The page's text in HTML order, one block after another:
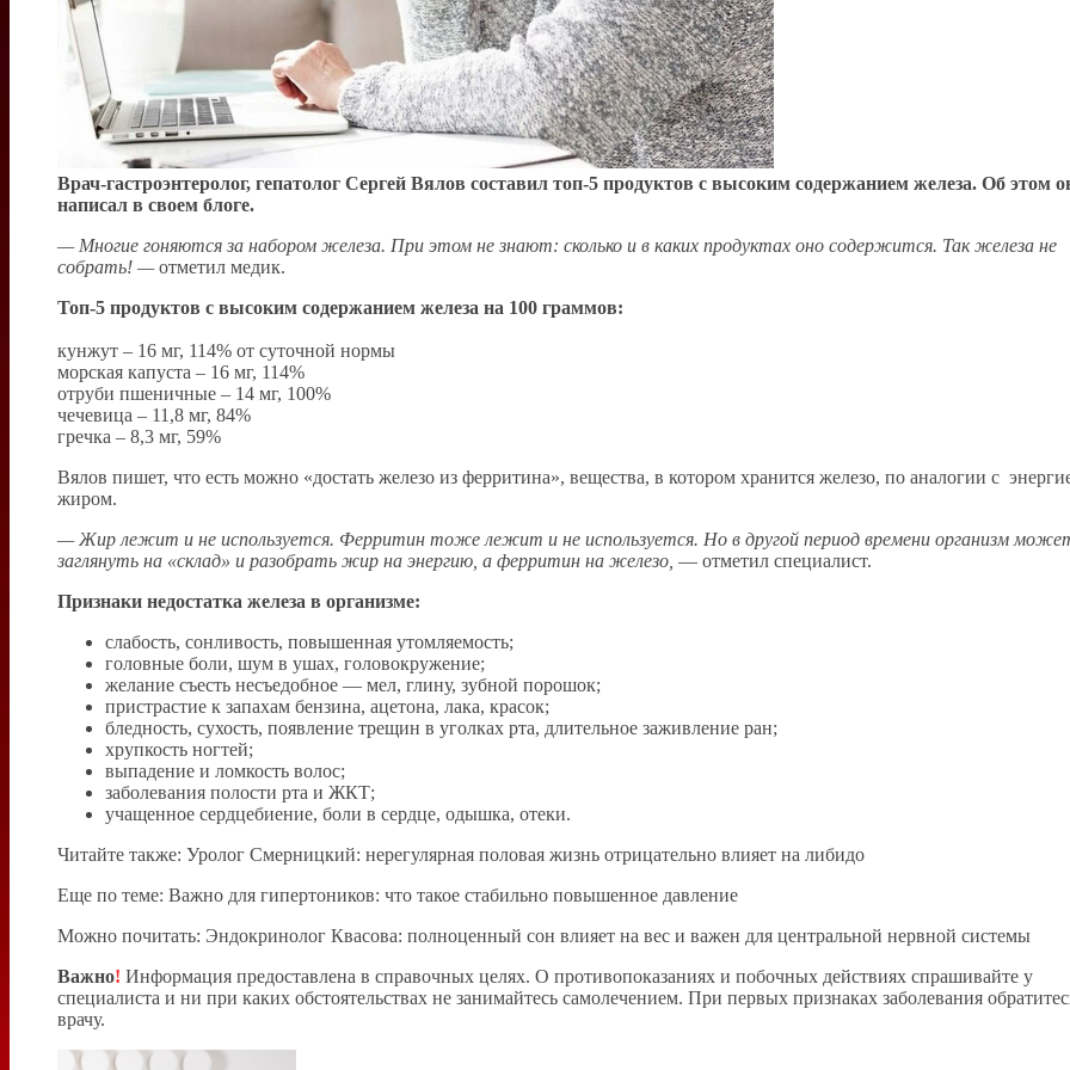
Врач-гастроэнтеролог, гепатолог Сергей Вялов составил топ-5 продуктов с высоким содержанием железа. Об этом
написал в своем блоге.
— Многие гоняются за набором железа. При этом не знают: сколько и в каких продуктах оно содержится. Так железа не
собрать! —отметил медик.
Топ-5 продуктов с высоким содержанием железа на 100 граммов:
кунжут – 16 мг, 114% от суточной нормы
морская капуста – 16 мг, 114%
отруби пшеничные – 14 мг, 100%
чечевица – 11,8 мг, 84%
гречка – 8,3 мг, 59%
Вялов пишет, что есть можно «достать железо из ферритина», вещества, в котором хранится железо, по аналогии с
жиром.
— Жир лежит и не используется. Ферритин тоже лежит и не используется. Но в другой период времени организм
заглянуть на «склад» и разобрать жир на энергию, а ферритин на железо, — отметил специалист.
Признаки недостатка железа в организме:
слабость, сонливость, повышенная утомляемость;
головные боли, шум в ушах, головокружение;
желание съесть несъедобное — мел, глину, зубной порошок;
пристрастие к запахам бензина, ацетона, лака, красок;
бледность, сухость, появление трещин в уголках рта, длительное заживление ран;
хрупкость ногтей;
выпадение и ломкость волос;
заболевания полости рта и ЖКТ;
учащенное сердцебиение, боли в сердце, одышка, отеки.
Читайте также: Уролог Смерницкий: нерегулярная половая жизнь отрицательно влияет на либидо
Еще по теме: Важно для гипертоников: что такое стабильно повышенное давление
Можно почитать: Эндокринолог Квасова: полноценный сон влияет на вес и важен для центральной нервной системы
Важно! Информация предоставлена в справочных целях. О противопоказаниях и побочных действиях спрашивайте у
специалиста и ни при каких обстоятельствах не занимайтесь самолечением. При первых признаках заболевания
врачу.